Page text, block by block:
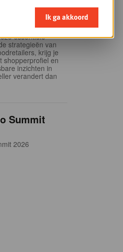
out
niet om het
volledig te
essentiële
strategieën van
krijg je
shopperprofiel en
inzichten in
verandert dan
Summit
2026
Ik ga akkoord